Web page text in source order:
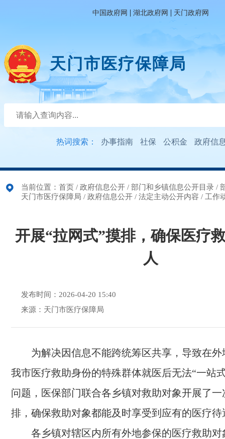
中国政府网 | 湖北政府网 | 天门政府网
天门市医疗保障局
热词搜索： 办事指南 社保 公积金 政府信
当前位置： 首页 / 政府信息公开 / 部门和乡镇信息公开目录 /
天门市医疗保障局 / 政府信息公开 / 法定主动公开内容 / 工作
开展“拉网式”摸排，确保医疗
人
发布时间：2026-04-20 15:40
来源：天门市医疗保障局
为解决因信息不能跨统筹区共享，导致在
我市医疗救助身份的特殊群体就医后无法“一站
问题，医保部门联合各乡镇对救助对象开展了一
排，确保救助对象都能及时享受到应有的医疗待
各乡镇对辖区内所有外地参保的医疗救助